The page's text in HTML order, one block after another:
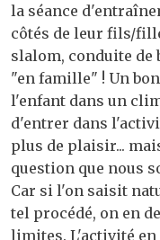
la séance
côtés de leur fils/
slalom, conduite de
"en famille" ! Un
l'enfant dans un
d'entrer dans
plus de plaisir...
question que nous
Car si l'on saisit
tel procédé, on en
limites. L'activité en